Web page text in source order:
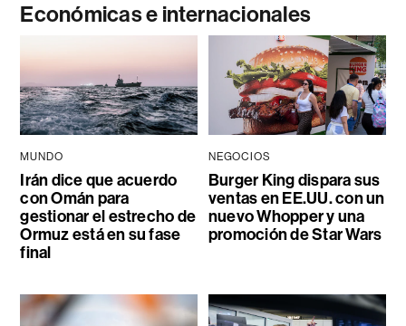
Económicas e internacionales
MUNDO
Irán dice que acuerdo
con Omán para
gestionar el estrecho de
Ormuz está en su fase
final
NEGOCIOS
Burger King dispara sus
ventas en EE.UU. con un
nuevo Whopper y una
promoción de Star Wars